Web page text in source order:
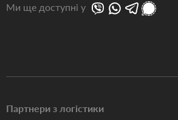
Ми ще доступні у
Партнери з логістики